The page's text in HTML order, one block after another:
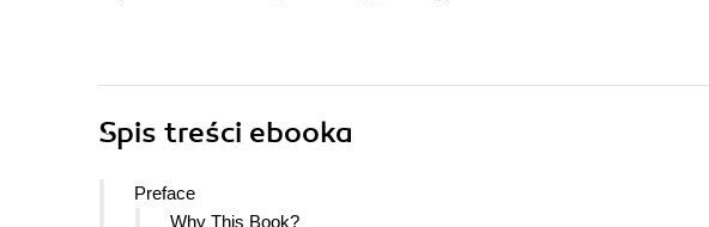
Spis treści ebooka
Preface
Why This Book?